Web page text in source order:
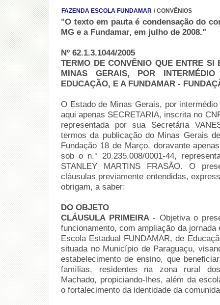
FAZENDA ESCOLA FUNDAMAR / CONVÊNIOS
"O texto em pauta é condensação do
MG e a Fundamar, em julho de 2008."
Nº 62.1.3.1044/2005
TERMO DE CONVÊNIO QUE ENTRE SI
MINAS GERAIS, POR
EDUCAÇÃO, E A FUNDAMAR -
O Estado de Minas Gerais, por
aqui apenas SECRETARIA, inscrita no
representada por sua Secretária
termos da publicação do Minas Gerais
Fundação 18 de Março, doravante
sob o n.° 20.235.008/0001-44,
STANLEY MARTINS FRASÃO. O
cláusulas previamente entendidas,
obrigam, a saber:
DO OBJETO
CLÁUSULA PRIMEIRA- Objetiva o
funcionamento, com ampliação da
Escola Estadual FUNDAMAR, de
situada no Município de Paraguaçu,
estabelecimento de ensino, que
famílias, residentes na zona rural
Machado, propiciando-lhes, além da
o fortalecimento da identidade da